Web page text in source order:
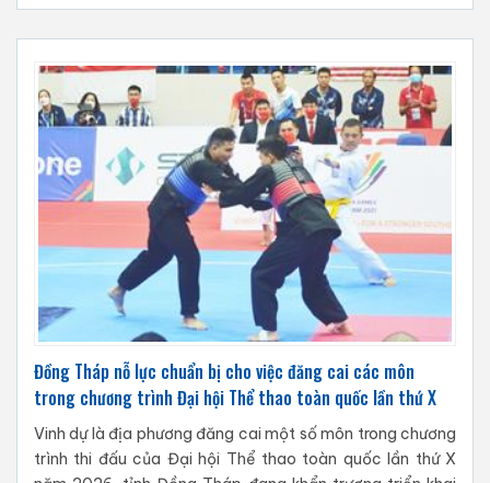
Đồng Tháp nỗ lực chuẩn bị cho việc đăng cai các môn
trong chương trình Đại hội Thể thao toàn quốc lần thứ X
Vinh dự là địa phương đăng cai một số môn trong chương
trình thi đấu của Đại hội Thể thao toàn quốc lần thứ X